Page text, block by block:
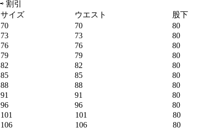
⇨ 割引
サイズ
ウエスト
股下
70
70
80
73
73
80
76
76
80
79
79
80
82
82
80
85
85
80
88
88
80
91
91
80
96
96
80
101
101
80
106
106
80